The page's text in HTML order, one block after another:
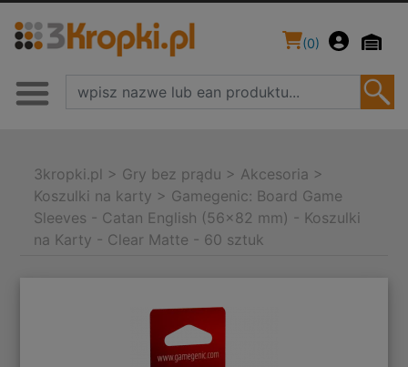
(0)
3kropki.pl > Gry bez prądu > Akcesoria >
Koszulki na karty > Gamegenic: Board Game
Sleeves - Catan English (56x82 mm) - Koszulki
na Karty - Clear Matte - 60 sztuk